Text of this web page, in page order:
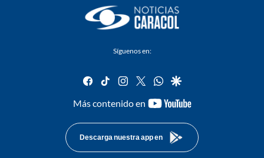
Síguenos en:
facebook
tiktok instagram
twitterwhatsapp
google
Más contenido en
youtube-
Descarga nuestra app en